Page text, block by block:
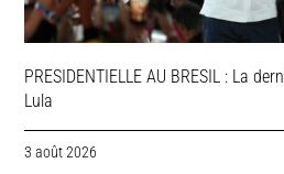
PRESIDENTIELLE AU BRESIL : La
Lula
3 août 2026